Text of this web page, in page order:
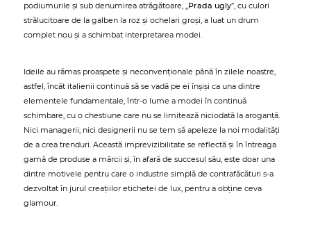
podiumurile și sub denumirea atrăgătoare, „Prada ugly”, cu culori
strălucitoare de la galben la roz și ochelari groși, a luat un drum
complet nou și a schimbat interpretarea modei.
Ideile au rămas proaspete și neconvenționale până în zilele noastre,
astfel, încât italienii continuă să se vadă pe ei înșiși ca una dintre
elementele fundamentale, într-o lume a modei în continuă
schimbare, cu o chestiune care nu se limitează niciodată la aroganță.
Nici managerii, nici designerii nu se tem să apeleze la noi modalități
de a crea trenduri. Această imprevizibilitate se reflectă și în întreaga
gamă de produse a mărcii și, în afară de succesul său, este doar una
dintre motivele pentru care o industrie simplă de contrafăcături s-a
dezvoltat în jurul creațiilor etichetei de lux, pentru a obține ceva
glamour.